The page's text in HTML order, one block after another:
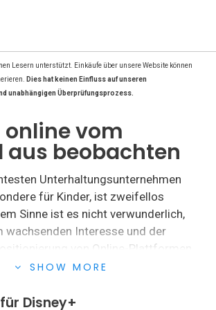
Lesern unterstützt. Einkäufe über unsere Website können
Dies hat keinen Einfluss auf unseren
unabhängigen Überprüfungsprozess.
online vom
aus beobachten
Unterhaltungsunternehmen
für Kinder, ist zweifellos
Sinne ist es nicht verwunderlich,
wachsenden Interesse und der
von Online-Plattformen
Filmen und Serien von diesem Koloss
SHOW MORE
Disney+